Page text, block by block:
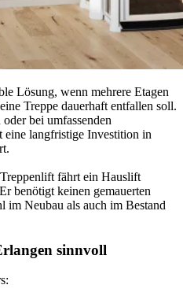
Lösung, wenn mehrere Etagen
Treppe dauerhaft entfallen soll.
bei umfassenden
langfristige Investition in
fährt ein Hauslift
benötigt keinen gemauerten
im Neubau als auch im Bestand
sinnvoll